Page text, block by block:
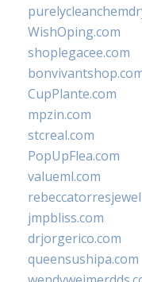
WishOping.com
shoplegacee.com
CupPlante.com
mpzin.com
stcreal.com
PopUpFlea.com
valueml.com
jmpbliss.com
drjorgerico.com
queensushipa.com